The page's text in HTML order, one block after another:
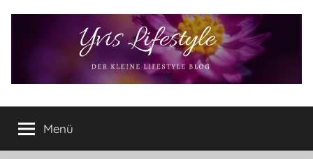
Yvis
Lifestyle
Lifestyle
Blog
Menü